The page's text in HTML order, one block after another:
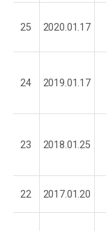
25 2020.01.17
24 2019.01.17
23 2018.01.25
22 2017.01.20